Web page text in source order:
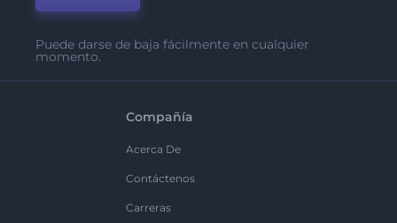
Puede darse de baja fácilmente en cualquier
momento.
Compañía
Acerca De
Contáctenos
Carreras